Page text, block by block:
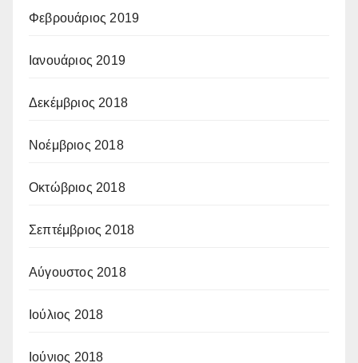
Φεβρουάριος 2019
Ιανουάριος 2019
Δεκέμβριος 2018
Νοέμβριος 2018
Οκτώβριος 2018
Σεπτέμβριος 2018
Αύγουστος 2018
Ιούλιος 2018
Ιούνιος 2018